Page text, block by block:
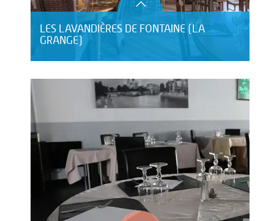
LES LAVANDIÈRES DE FONTAINE (LA
GRANGE)